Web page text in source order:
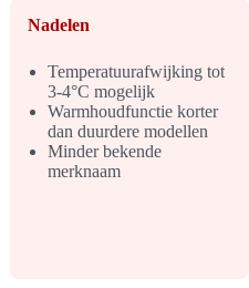
Nadelen
Temperatuurafwijking tot
3-4°C mogelijk
Warmhoudfunctie korter
dan duurdere modellen
Minder bekende
merknaam